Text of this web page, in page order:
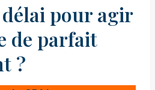
pour agir
de parfait
?